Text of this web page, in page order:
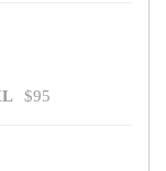
$95